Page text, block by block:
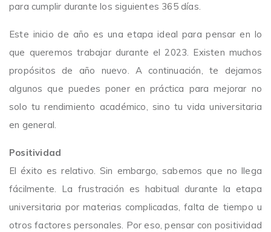
para cumplir durante los siguientes 365 días.
Este inicio de año es una etapa ideal para pensar en lo
que queremos trabajar durante el 2023. Existen muchos
propósitos de año nuevo. A continuación, te dejamos
algunos que puedes poner en práctica para mejorar no
solo tu rendimiento académico, sino tu vida universitaria
en general.
Positividad
El éxito es relativo. Sin embargo, sabemos que no llega
fácilmente. La frustración es habitual durante la etapa
universitaria por materias complicadas, falta de tiempo u
otros factores personales. Por eso, pensar con positividad